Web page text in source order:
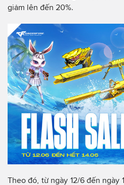
giảm lên đến 20%.
Theo đó, từ ngày 12/6 đến ngày